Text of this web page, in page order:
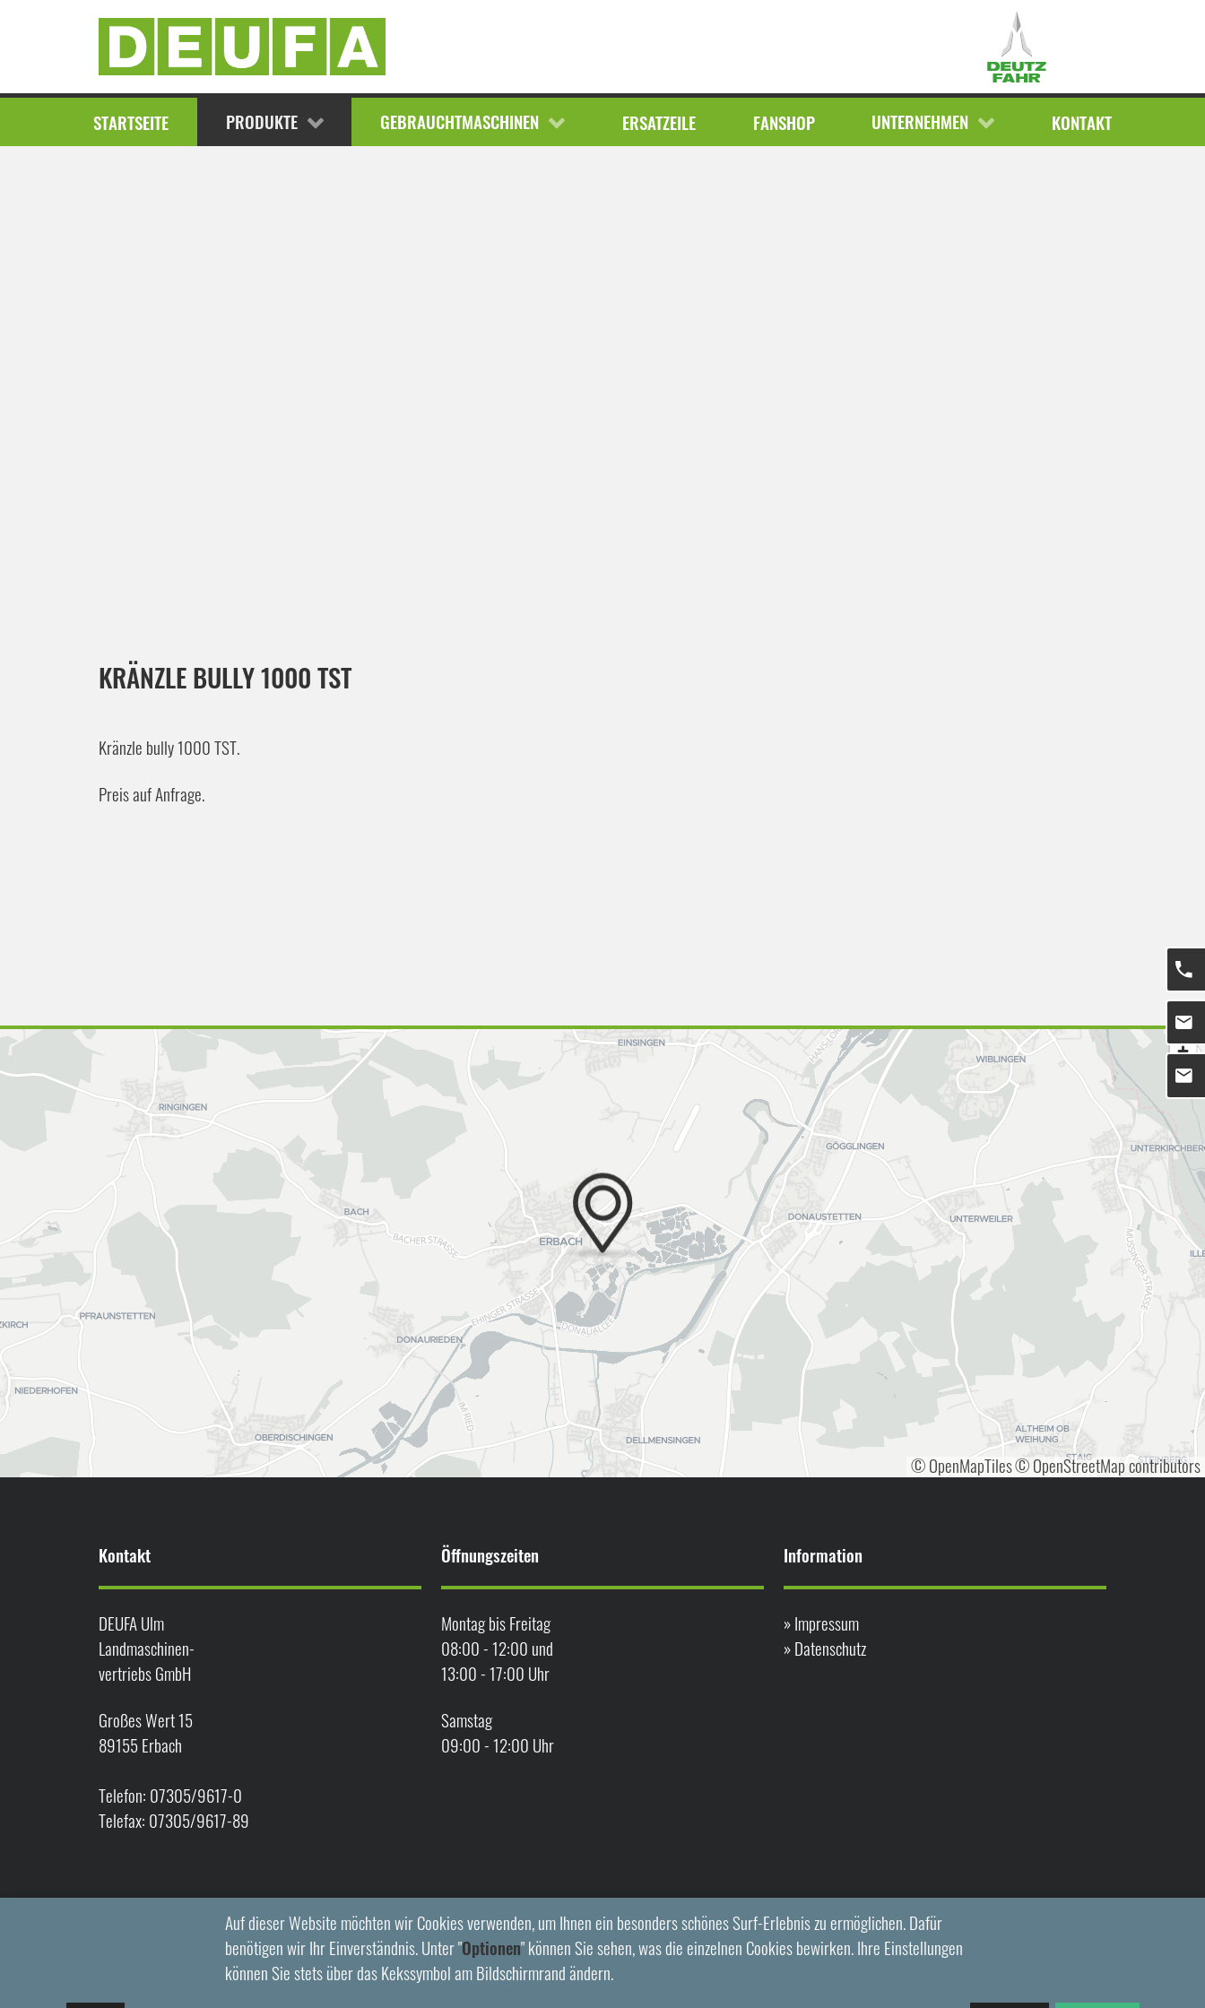
STARTSEITE PRODUKTE
AKTUELLE MELDUNG
AKTUELLE ANGEBOTE
PARTS4AGRI
GEBRAUCHTMASCHINEN
GEBRAUCHTMASCHINEN
FUNDGRUBE ERSATZEILE FANSHOP UNTERNEHMEN
AKTUELLE MELDUNGEN
TERMINE
KONTAKT
KRÄNZLE BULLY 1000 TST
Kränzle bully 1000 TST.
Preis auf Anfrage.
© OpenMapTiles© OpenStreetMap contributors
Kontakt
DEUFA Ulm
Landmaschinen-
vertriebs GmbH
Großes Wert 15
89155 Erbach
Telefon: 07305/9617-0
Telefax: 07305/9617-89
Öffnungszeiten
Montag bis Freitag
08:00 - 12:00 und
13:00 - 17:00 Uhr
Samstag
09:00 - 12:00 Uhr
Information
»Impressum
»Datenschutz
Auf dieser Website möchten wir Cookies verwenden, um Ihnen ein besonders schönes Surf-Erlebnis zu ermöglichen. Dafür
benötigen wir Ihr Einverständnis. Unter "Optionen" können Sie sehen, was die einzelnen Cookies bewirken. Ihre Einstellungen
können Sie stets über das Kekssymbol am Bildschirmrand ändern.